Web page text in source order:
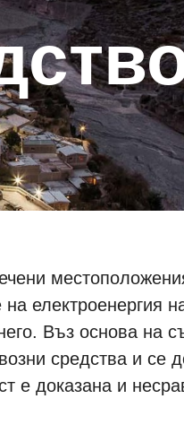
електроенергия
Въз основа на
средства и се
е доказана и